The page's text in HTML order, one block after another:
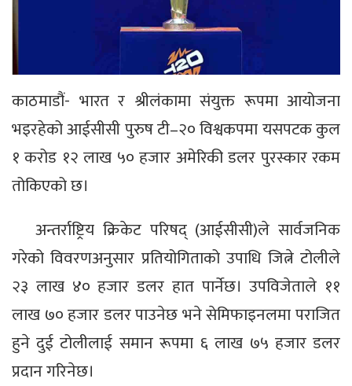
काठमाडौं- भारत र श्रीलंकामा संयुक्त रूपमा आयोजना
भइरहेको आईसीसी पुरुष टी–२० विश्वकपमा यसपटक कुल
१ करोड १२ लाख ५० हजार अमेरिकी डलर पुरस्कार रकम
तोकिएको छ।
अन्तर्राष्ट्रिय क्रिकेट परिषद् (आईसीसी)ले सार्वजनिक
गरेको विवरणअनुसार प्रतियोगिताको उपाधि जित्ने टोलीले
२३ लाख ४० हजार डलर हात पार्नेछ। उपविजेताले ११
लाख ७० हजार डलर पाउनेछ भने सेमिफाइनलमा पराजित
हुने दुई टोलीलाई समान रूपमा ६ लाख ७५ हजार डलर
प्रदान गरिनेछ।